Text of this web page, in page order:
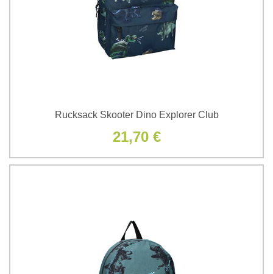
Rucksack Skooter Dino Explorer Club
21,70 €